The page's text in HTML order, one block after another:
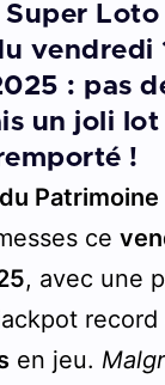
Super Loto
vendredi
: pas
un joli lot
!
Patrimoine
ce
, avec une
record
en jeu.